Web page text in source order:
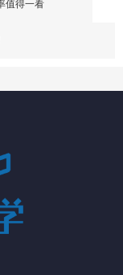
值得一看